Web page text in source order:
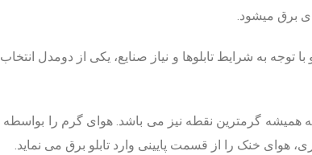
برق میشود.
با توجه به شرایط تابلوها و نیاز صنایع، یکی از دومدل انتخاب
که همیشه گرمترین نقطه نیز می باشد. هوای گرم را بواسطه
خنک را از قسمت پایینی وارد تابلو برق می نماید.